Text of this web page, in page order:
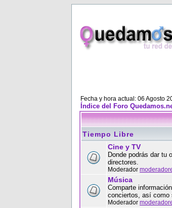
Fecha y hora actual: 06 Agosto
Índice del Foro
Tiempo Libre
Cine y TV
Donde podrás dar tu
directores.
Moderador
Música
Comparte
conciertos, así como
Moderador